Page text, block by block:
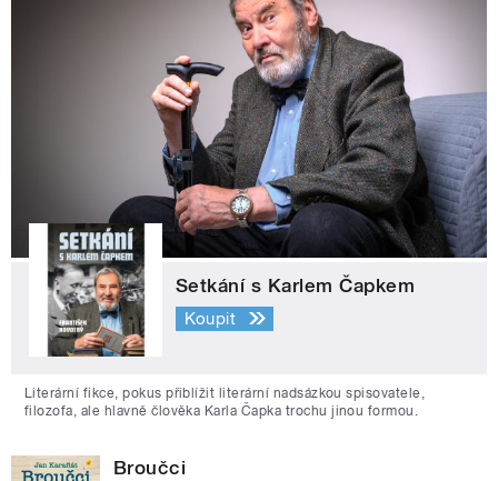
Setkání s Karlem Čapkem
Koupit
Literární fikce, pokus přiblížit literární nadsázkou spisovatele,
filozofa, ale hlavně člověka Karla Čapka trochu jinou formou.
Broučci